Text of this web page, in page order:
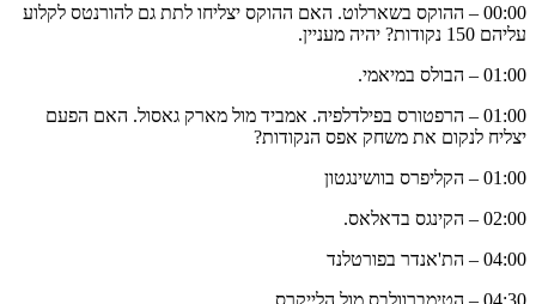
00:00 – ההוקס בשארלוט. האם ההוקס יצליחו לתת גם להורנטס לקלוע
עליהם 150 נקודות? יהיה מעניין.
01:00 – הבולס במיאמי.
01:00 – הרפטורס בפילדלפיה. אמביד מול מארק גאסול. האם הפעם
יצליח לנקום את משחק אפס הנקודות?
01:00 – הקליפרס בוושינגטון
02:00 – הקינגס בדאלאס.
04:00 – הת'אנדר בפורטלנד
04:30 – הטימברוולבס מול הלייקרס.